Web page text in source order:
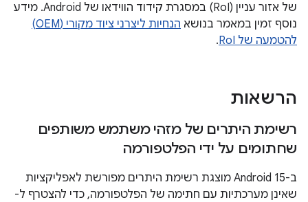
של אזור עניין (RoI) במסגרת קידוד הווידאו של Android. מידע
נוסף זמין במאמר בנושא
הנחיות ליצרני ציוד מקורי (OEM)
להטמעה של RoI
.
הרשאות
רשימת היתרים של מזהי משתמש משותפים
שחתומים על ידי הפלטפורמה
ב-Android 15 מוצגת רשימת היתרים מפורשת לאפליקציות
שאינן מערכתיות עם חתימה של הפלטפורמה, כדי להצטרף ל-